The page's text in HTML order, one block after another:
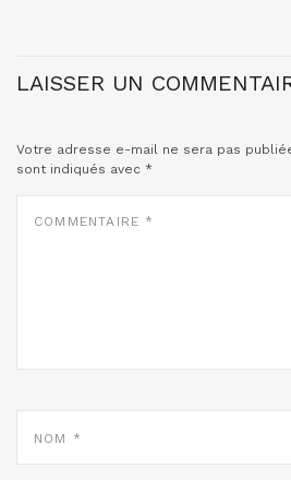
LAISSER UN
Votre adresse e-mail ne sera pas
sont indiqués avec *